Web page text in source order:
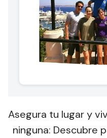
Asegura tu lugar y
ninguna: Descubre